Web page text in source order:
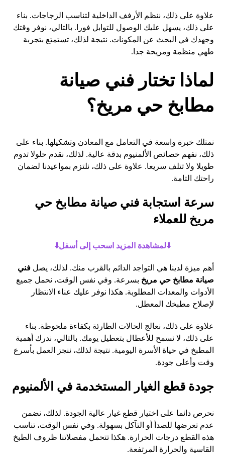
علاوة على ذلك، ننظم الأرفف الداخلية لتناسب الزجاجات. بناء
على ذلك، يسهل عليك الوصول للتوابل فورا. بالتالي، نوفر وقتك
وجهدك في البحث عن المكونات. نتيجة لذلك، تستمتع بتجربة
طهي منظمة ومريحة جدا.
لماذا تختار فني صيانة
مطابخ حي مريخ؟
نمتلك خبرة واسعة في التعامل مع المعادن وتشكيلها. بناء على
ذلك، نفهم خصائص الألمنيوم بدقة عالية. لذلك، نقدم حلولا تدوم
طويلا ولا تتلف سريعا. علاوة على ذلك، نلتزم بمواعيدنا لضمان
راحتك التامة.
سرعة استجابة فني صيانة مطابخ حي
مريخ للعملاء
⬇️لمشاهدة المزيد اسحب إلى أسفل⬇️
أهم ميزة لدينا هي التواجد الدائم بالقرب منك. لذلك، يصلفني
صيانة مطابخ حي مريخ بسرعة. وفي نفس الوقت، نحمل جميع
الأدوات والمعدات المطلوبة. هكذا نوفر عليك عناء الانتظار
لإصلاح مطبخك المعطل.
علاوة على ذلك، نعالج الحالات الطارئة بكفاءة ملحوظة. بناء
على ذلك، لا نسمح للأعطال بتعطيل يومك. بالتالي، ندرك أهمية
المطبخ في حياة الأسرة اليومية. نتيجة لذلك، ننجز العمل بأسرع
وقت وأعلى جودة.
جودة قطع الغيار المستخدمة في الألمنيوم
نحرص دائما على اختيار قطع غيار عالية الجودة. لذلك، نضمن
عدم تعرضها للصدأ أو التآكل بسهولة. وفي نفس الوقت، تناسب
هذه القطع درجات الحرارة. هكذا تتحمل مفصلاتنا ظروف الطبخ
القاسية والحرارة المرتفعة.